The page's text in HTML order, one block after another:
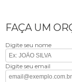
FAÇA UM
Digite seu nome
Digite seu email